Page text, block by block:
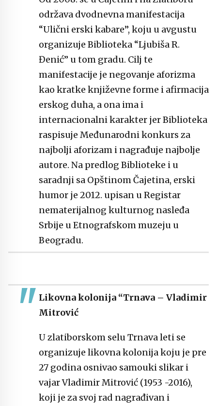
održava dvodnevna manifestacija
“Ulični erski kabare”, koju u avgustu
organizuje Biblioteka “Ljubiša R.
Đenić” u tom gradu. Cilj te
manifestacije je negovanje aforizma
kao kratke književne forme i afirmacija
erskog duha, a ona ima i
internacionalni karakter jer Biblioteka
raspisuje Međunarodni konkurs za
najbolji aforizam i nagrađuje najbolje
autore. Na predlog Biblioteke i u
saradnji sa Opštinom Čajetina, erski
humor je 2012. upisan u Registar
nematerijalnog kulturnog nasleđa
Srbije u Etnografskom muzeju u
Beogradu.
Likovna kolonija “Trnava – Vladimir
Mitrović
U zlatiborskom selu Trnava leti se
organizuje likovna kolonija koju je pre
27 godina osnivao samouki slikar i
vajar Vladimir Mitrović (1953 -2016),
koji je za svoj rad nagrađivan i